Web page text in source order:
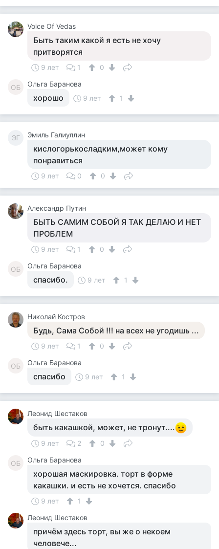
Voice Of Vedas
Быть таким какой я есть не хочу
притворятся
9 лет 1 0
ОБ Ольга Баранова
хорошо 9 лет 1
ЭГ Эмиль Галиуллин
кислогорькосладким,может кому
понравиться
9 лет 0 0
Александр Путин
БЫТЬ САМИМ СОБОЙ Я ТАК ДЕЛАЮ И НЕТ
ПРОБЛЕМ
9 лет 1 0
ОБ Ольга Баранова
спасибо. 9 лет 1
Николай Костров
Будь, Сама Собой !!! на всех не угодишь ...
9 лет 1 0
ОБ Ольга Баранова
спасибо 9 лет 1
Леонид Шестаков
быть какашкой, может, не тронут....
9 лет 2 0
ОБ Ольга Баранова
хорошая маскировка. торт в форме
какашки. и есть не хочется. спасибо
9 лет
1
Леонид Шестаков
причём здесь торт, вы же о некоем
человече...